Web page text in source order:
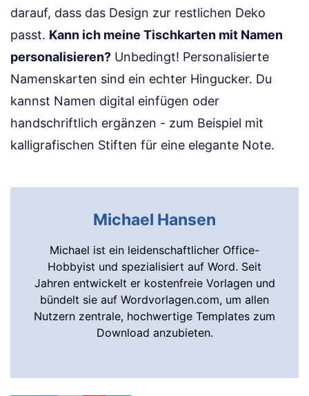
darauf, dass das Design zur restlichen Deko
passt. Kann ich meine Tischkarten mit Namen
personalisieren? Unbedingt! Personalisierte
Namenskarten sind ein echter Hingucker. Du
kannst Namen digital einfügen oder
handschriftlich ergänzen - zum Beispiel mit
kalligrafischen Stiften für eine elegante Note.
Michael Hansen
Michael ist ein leidenschaftlicher Office-
Hobbyist und spezialisiert auf Word. Seit
Jahren entwickelt er kostenfreie Vorlagen und
bündelt sie auf Wordvorlagen.com, um allen
Nutzern zentrale, hochwertige Templates zum
Download anzubieten.